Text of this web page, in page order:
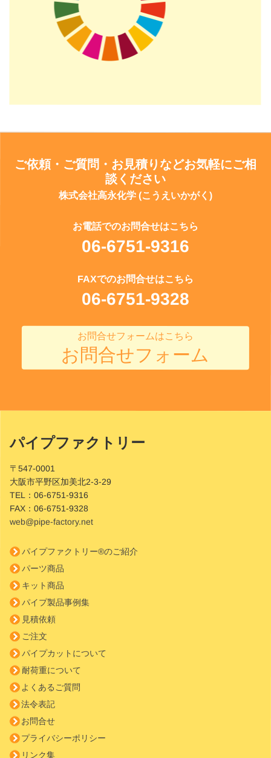
ご依頼・ご質問・お見積りなどお気軽にご相
談ください
株式会社高永化学 (こうえいかがく)
お電話でのお問合せはこちら
06-6751-9316
FAXでのお問合せはこちら
06-6751-9328
お問合せフォームはこちら
お問合せフォーム
Site
Footer
パイプファクトリー
〒547-0001
大阪市平野区加美北2-3-29
TEL：06-6751-9316
FAX：06-6751-9328
web@pipe-factory.net
パイプファクトリー®のご紹介
パーツ商品
キット商品
パイプ製品事例集
見積依頼
ご注文
パイプカットについて
耐荷重について
よくあるご質問
法令表記
お問合せ
プライバシーポリシー
リンク集